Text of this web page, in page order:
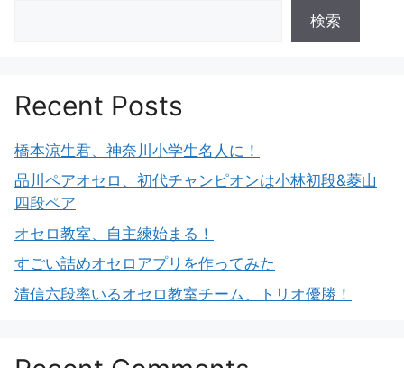
検索
Recent Posts
橋本涼生君、神奈川小学生名人に！
品川ペアオセロ、初代チャンピオンは小林初段&菱山
四段ペア
オセロ教室、自主練始まる！
すごい詰めオセロアプリを作ってみた
清信六段率いるオセロ教室チーム、トリオ優勝！